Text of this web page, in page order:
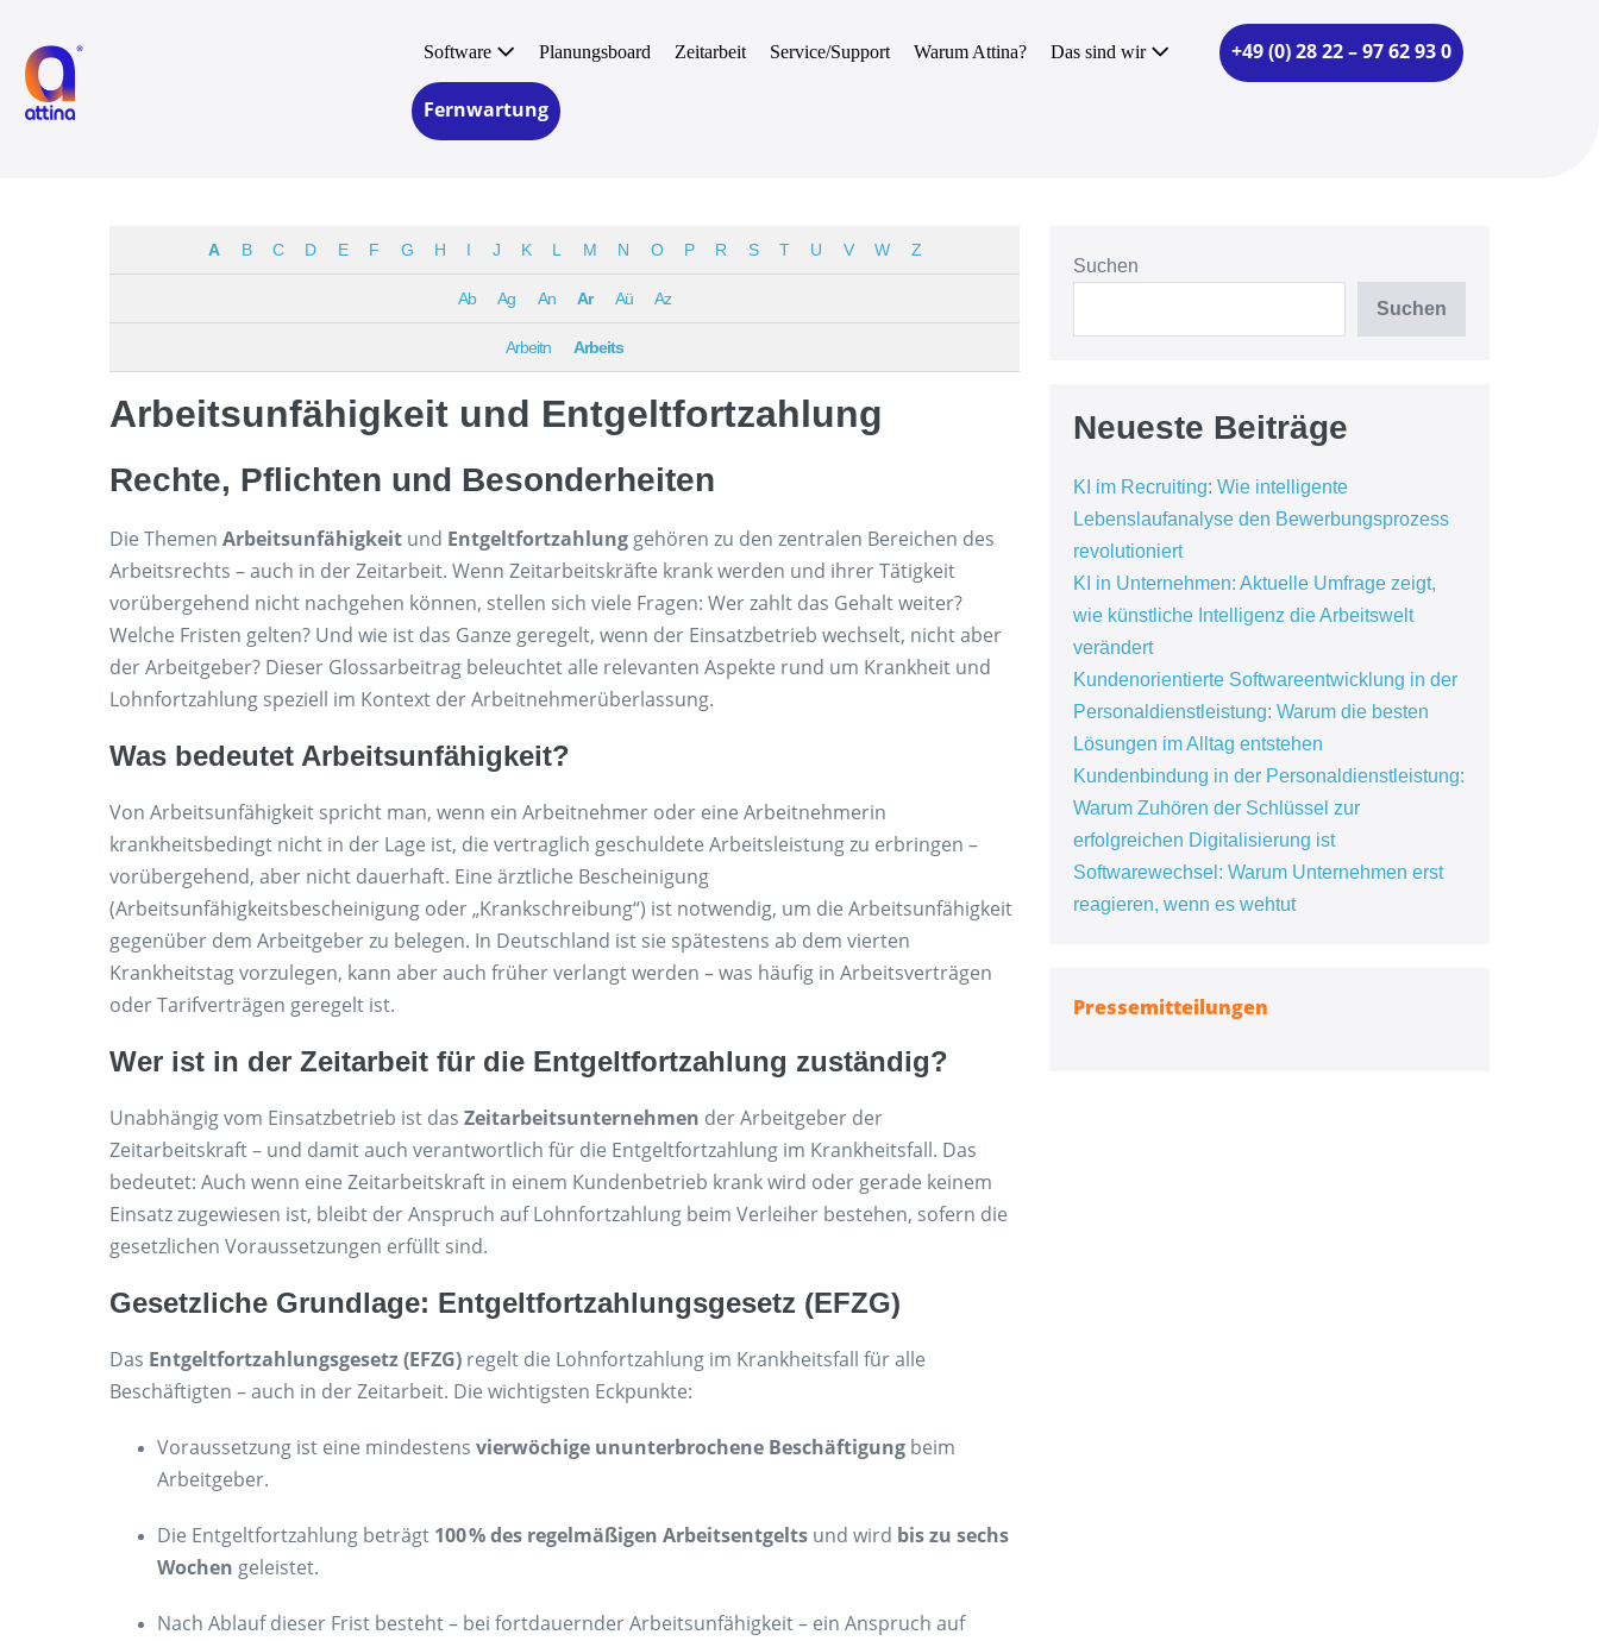
Inhalt
springen
Software Planungsboard Zeitarbeit Service/Support Warum Attina? Das sind wir +49 (0) 28 22 – 97 62 93 0
Fernwartung
A B C D E F G H I J K L M N O P R S T U V W Z
Ab Ag An Ar Aü Az
Arbeitn Arbeits
Arbeitsunfähigkeit und Entgeltfortzahlung
Rechte, Pflichten und Besonderheiten
Die Themen Arbeitsunfähigkeit und Entgeltfortzahlung gehören zu den zentralen Bereichen des
Arbeitsrechts – auch in der Zeitarbeit. Wenn Zeitarbeitskräfte krank werden und ihrer Tätigkeit
vorübergehend nicht nachgehen können, stellen sich viele Fragen: Wer zahlt das Gehalt weiter?
Welche Fristen gelten? Und wie ist das Ganze geregelt, wenn der Einsatzbetrieb wechselt, nicht aber
der Arbeitgeber? Dieser Glossarbeitrag beleuchtet alle relevanten Aspekte rund um Krankheit und
Lohnfortzahlung speziell im Kontext der Arbeitnehmerüberlassung.
Was bedeutet Arbeitsunfähigkeit?
Von Arbeitsunfähigkeit spricht man, wenn ein Arbeitnehmer oder eine Arbeitnehmerin
krankheitsbedingt nicht in der Lage ist, die vertraglich geschuldete Arbeitsleistung zu erbringen –
vorübergehend, aber nicht dauerhaft. Eine ärztliche Bescheinigung
(Arbeitsunfähigkeitsbescheinigung oder „Krankschreibung“) ist notwendig, um die Arbeitsunfähigkeit
gegenüber dem Arbeitgeber zu belegen. In Deutschland ist sie spätestens ab dem vierten
Krankheitstag vorzulegen, kann aber auch früher verlangt werden – was häufig in Arbeitsverträgen
oder Tarifverträgen geregelt ist.
Wer ist in der Zeitarbeit für die Entgeltfortzahlung zuständig?
Unabhängig vom Einsatzbetrieb ist das Zeitarbeitsunternehmen der Arbeitgeber der
Zeitarbeitskraft – und damit auch verantwortlich für die Entgeltfortzahlung im Krankheitsfall. Das
bedeutet: Auch wenn eine Zeitarbeitskraft in einem Kundenbetrieb krank wird oder gerade keinem
Einsatz zugewiesen ist, bleibt der Anspruch auf Lohnfortzahlung beim Verleiher bestehen, sofern die
gesetzlichen Voraussetzungen erfüllt sind.
Gesetzliche Grundlage: Entgeltfortzahlungsgesetz (EFZG)
Das Entgeltfortzahlungsgesetz (EFZG) regelt die Lohnfortzahlung im Krankheitsfall für alle
Beschäftigten – auch in der Zeitarbeit. Die wichtigsten Eckpunkte:
Voraussetzung ist eine mindestens vierwöchige ununterbrochene Beschäftigung beim
Arbeitgeber.
Die Entgeltfortzahlung beträgt 100 % des regelmäßigen Arbeitsentgelts und wird bis zu sechs
Wochen geleistet.
Nach Ablauf dieser Frist besteht – bei fortdauernder Arbeitsunfähigkeit – ein Anspruch auf
Suchen
Suchen
Neueste Beiträge
KI im Recruiting: Wie intelligente
Lebenslaufanalyse den Bewerbungsprozess
revolutioniert
KI in Unternehmen: Aktuelle Umfrage zeigt,
wie künstliche Intelligenz die Arbeitswelt
verändert
Kundenorientierte Softwareentwicklung in der
Personaldienstleistung: Warum die besten
Lösungen im Alltag entstehen
Kundenbindung in der Personaldienstleistung:
Warum Zuhören der Schlüssel zur
erfolgreichen Digitalisierung ist
Softwarewechsel: Warum Unternehmen erst
reagieren, wenn es wehtut
Pressemitteilungen